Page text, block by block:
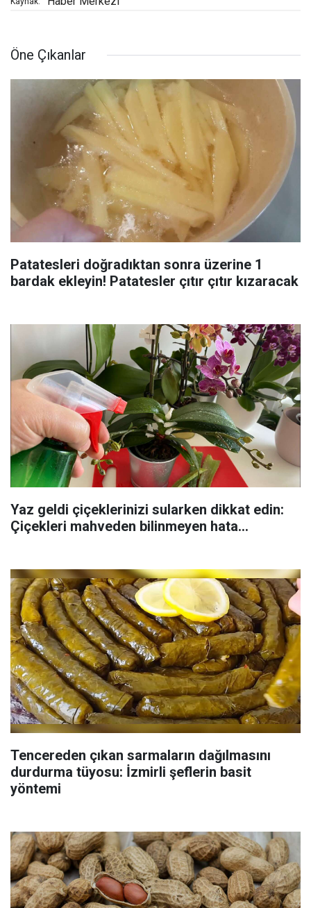
Öne Çıkanlar
Patatesleri doğradıktan sonra üzerine 1
bardak ekleyin! Patatesler çıtır çıtır kızaracak
Yaz geldi çiçeklerinizi sularken dikkat edin:
Çiçekleri mahveden bilinmeyen hata...
Tencereden çıkan sarmaların dağılmasını
durdurma tüyosu: İzmirli şeflerin basit
yöntemi